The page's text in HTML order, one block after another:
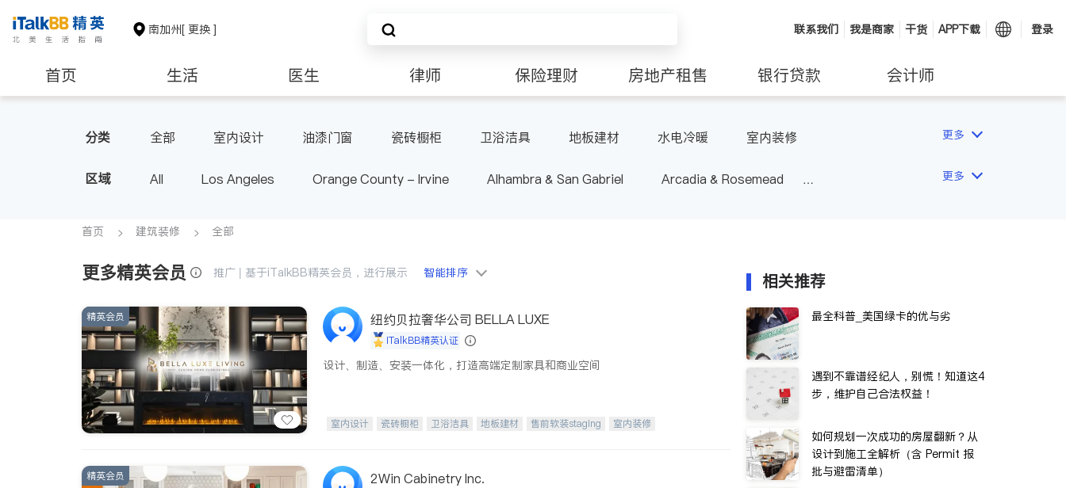
南加州[ 更换 ] 联系我们 我是商家 干货 APP下载 登录
首页 生活 医生 律师 保险理财 房地产租售 银行贷款 会计师
分类 全部 室内设计 油漆门窗 瓷砖橱柜 卫浴洁具 地板建材 水电冷暖 室内装修 更多
区域 All Los Angeles Orange County - Irvine Alhambra & San Gabriel
Arcadia & Rosemead
Inyo & San Bernardino
更多
首页 建筑装修 全部
更多精英会员 推广 | 基于iTalkBB精英会员，进行展示 智能排序
精英会员 纽约贝拉奢华公司 BELLA LUXE
iTalkBB精英认证
设计、制造、安装一体化，打造高端定制家具和商业空间
室内设计 瓷砖橱柜 卫浴洁具 地板建材 售前软装staging 室内装修
精英会员 2Win Cabinetry Inc.
相关推荐
最全科普_美国绿卡的优与劣
遇到不靠谱经纪人，别慌！知道这4
步，维护自己合法权益！
如何规划一次成功的房屋翻新？从
设计到施工全解析（含 Permit 报
批与避雷清单）